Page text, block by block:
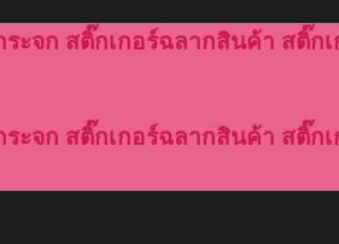
ะจก สติ๊กเกอร์ฉลากสินค้า สติ๊
ะจก สติ๊กเกอร์ฉลากสินค้า สติ๊